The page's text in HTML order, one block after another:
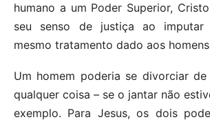
humano a um Poder Superior,
seu senso de justiça ao imputar
mesmo tratamento dado aos
Um homem poderia se divorciar
qualquer coisa – se o jantar não
exemplo. Para Jesus, os dois